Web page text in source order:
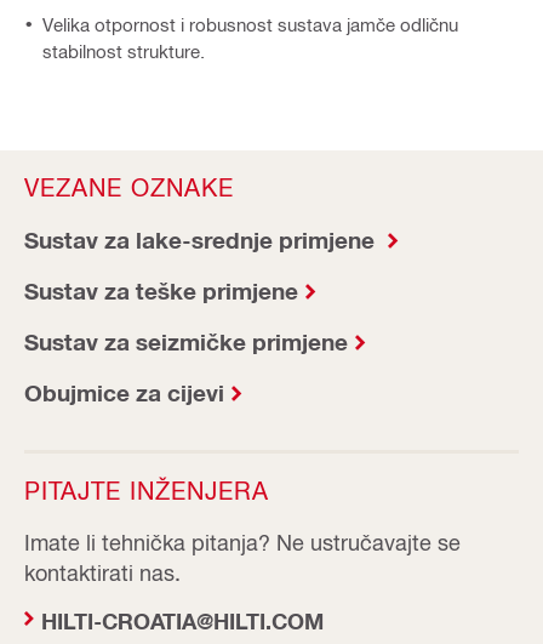
Velika otpornost i robusnost sustava jamče odličnu
stabilnost strukture.
VEZANE OZNAKE
Sustav za lake-srednje primjene
Sustav za teške primjene
Sustav za seizmičke primjene
Obujmice za cijevi
PITAJTE INŽENJERA
Imate li tehnička pitanja? Ne ustručavajte se
kontaktirati nas.
HILTI-CROATIA@HILTI.COM